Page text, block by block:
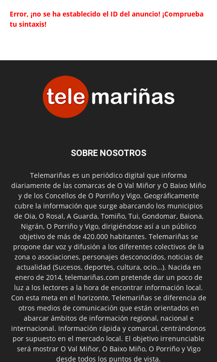
Error, ¡no se ha establecido el ID del anuncio! ¡Comprueba
tu sintaxis!
SOBRE NOSOTROS
Telemariñas es un periódico digital que informa
diariamente de las comarcas de O Val Miñor y O Baixo Miño
y de los Concellos de O Porriño y Vigo. Geográficamente
cubre la información que surge abarcando los municipios
de Oia, O Rosal, A Guarda, Tomiño, Tui, Gondomar, Baiona,
Nigrán, O Porriño y Vigo, dirigiéndose así a un público
objetivo de más de 420.000 habitantes. Telemariñas se
propone dar voz y difusión a los diferentes colectivos de la
zona o asociaciones, personajes desconocidos, noticias de
actualidad (Sucesos, deportes, cultura, ocio...). Nacida en
enero de 2014, telemariñas.com pretende dar un poco de
luz a los lectores a la hora de encontrar información local.
Con esta meta en el horizonte, Telemariñas se diferencia de
otros medios de comunicación que están orientados en
abarcar ámbitos de información regional, nacional e
internacional. Información rápida y comarcal, centrándonos
por supuesto en el mercado local. El objetivo irrenunciable
será mostrar O Val Miñor, O Baixo Miño, O Porriño y Vigo
desde todos los puntos de vista.